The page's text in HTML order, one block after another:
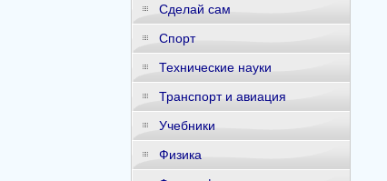
Сделай сам
Спорт
Технические науки
Транспорт и авиация
Учебники
Физика